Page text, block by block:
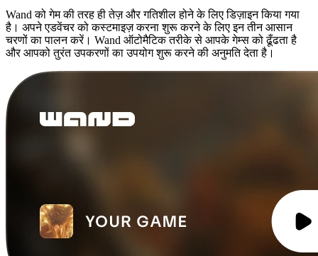
Wand को गेम की तरह ही तेज़ और गतिशील होने के लिए डिज़ाइन किया गया
है। अपने एडवेंचर को कस्टमाइज़ करना शुरू करने के लिए इन तीन आसान
चरणों का पालन करें। Wand ऑटोमैटिक तरीके से आपके गेम्स को ढूँढता है
और आपको तुरंत उपकरणों का उपयोग शुरू करने की अनुमति देता है।